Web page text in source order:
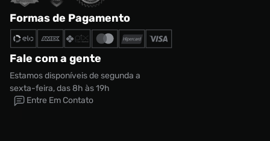
Formas de Pagamento
Fale com a gente
Estamos disponíveis de segunda a
sexta-feira, das 8h às 19h
Entre Em Contato